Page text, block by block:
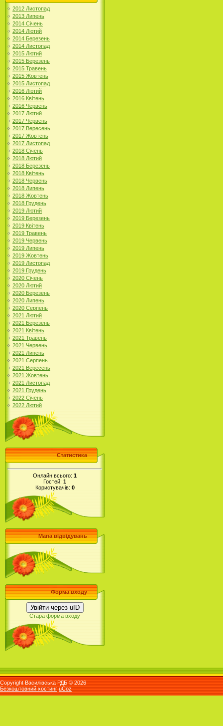
2012 Листопад
2013 Липень
2014 Січень
2014 Лютий
2014 Березень
2014 Листопад
2015 Лютий
2015 Березень
2015 Травень
2015 Жовтень
2015 Листопад
2016 Лютий
2016 Квітень
2016 Червень
2017 Лютий
2017 Червень
2017 Вересень
2017 Жовтень
2017 Листопад
2018 Січень
2018 Лютий
2018 Березень
2018 Квітень
2018 Червень
2018 Липень
2018 Жовтень
2018 Грудень
2019 Лютий
2019 Березень
2019 Квітень
2019 Травень
2019 Червень
2019 Липень
2019 Жовтень
2019 Листопад
2019 Грудень
2020 Січень
2020 Лютий
2020 Березень
2020 Липень
2020 Серпень
2021 Лютий
2021 Березень
2021 Квітень
2021 Травень
2021 Червень
2021 Липень
2021 Серпень
2021 Вересень
2021 Жовтень
2021 Листопад
2021 Грудень
2022 Січень
2022 Лютий
Статистика
Онлайн всього: 1
Гостей: 1
Користувачів: 0
Мапа відвідувань
Форма входу
Увійти через uID
Стара форма входу
Copyright Василівська РДБ © 2026
Безкоштовний хостинг uCoz